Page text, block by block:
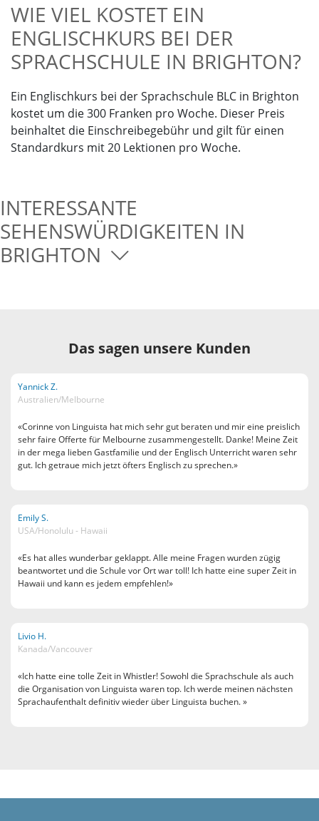
WIE VIEL KOSTET EIN
ENGLISCHKURS BEI DER
SPRACHSCHULE IN BRIGHTON?
Ein Englischkurs bei der Sprachschule BLC in Brighton
kostet um die 300 Franken pro Woche. Dieser Preis
beinhaltet die Einschreibegebühr und gilt für einen
Standardkurs mit 20 Lektionen pro Woche.
INTERESSANTE
SEHENSWÜRDIGKEITEN IN
BRIGHTON
Das sagen unsere Kunden
Yannick Z.
Australien/Melbourne
«Corinne von Linguista hat mich sehr gut beraten und mir eine preislich
sehr faire Offerte für Melbourne zusammengestellt. Danke! Meine Zeit
in der mega lieben Gastfamilie und der Englisch Unterricht waren sehr
gut. Ich getraue mich jetzt öfters Englisch zu sprechen.»
Emily S.
USA/Honolulu - Hawaii
«Es hat alles wunderbar geklappt. Alle meine Fragen wurden zügig
beantwortet und die Schule vor Ort war toll! Ich hatte eine super Zeit in
Hawaii und kann es jedem empfehlen!»
Livio H.
Kanada/Vancouver
«Ich hatte eine tolle Zeit in Whistler! Sowohl die Sprachschule als auch
die Organisation von Linguista waren top. Ich werde meinen nächsten
Sprachaufenthalt definitiv wieder über Linguista buchen. »